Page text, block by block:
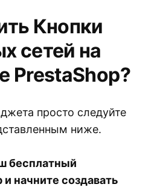
Кнопки
сетей на
PrestaShop?
просто следуйте
ниже.
бесплатный
начните создавать